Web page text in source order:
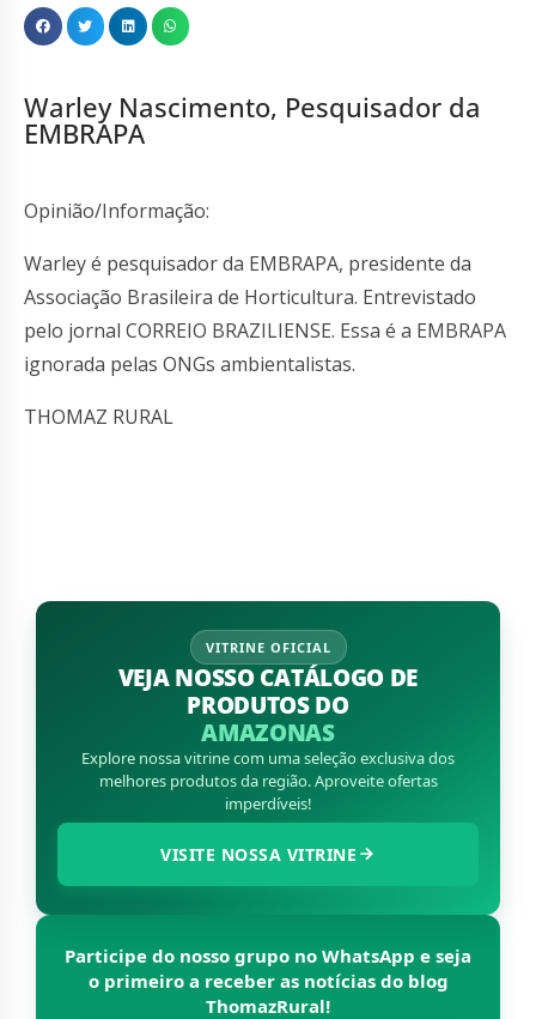
Warley Nascimento, Pesquisador da
EMBRAPA
Opinião/Informação:
Warley é pesquisador da EMBRAPA, presidente da
Associação Brasileira de Horticultura. Entrevistado
pelo jornal CORREIO BRAZILIENSE. Essa é a EMBRAPA
ignorada pelas ONGs ambientalistas.
THOMAZ RURAL
VITRINE OFICIAL
VEJA NOSSO CATÁLOGO DE
PRODUTOS DO
AMAZONAS
Explore nossa vitrine com uma seleção exclusiva dos
melhores produtos da região. Aproveite ofertas
imperdíveis!
VISITE NOSSA VITRINE
Participe do nosso grupo no WhatsApp e seja
o primeiro a receber as notícias do blog
ThomazRural!